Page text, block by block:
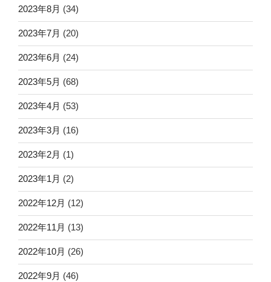
2023年8月 (34)
2023年7月 (20)
2023年6月 (24)
2023年5月 (68)
2023年4月 (53)
2023年3月 (16)
2023年2月 (1)
2023年1月 (2)
2022年12月 (12)
2022年11月 (13)
2022年10月 (26)
2022年9月 (46)